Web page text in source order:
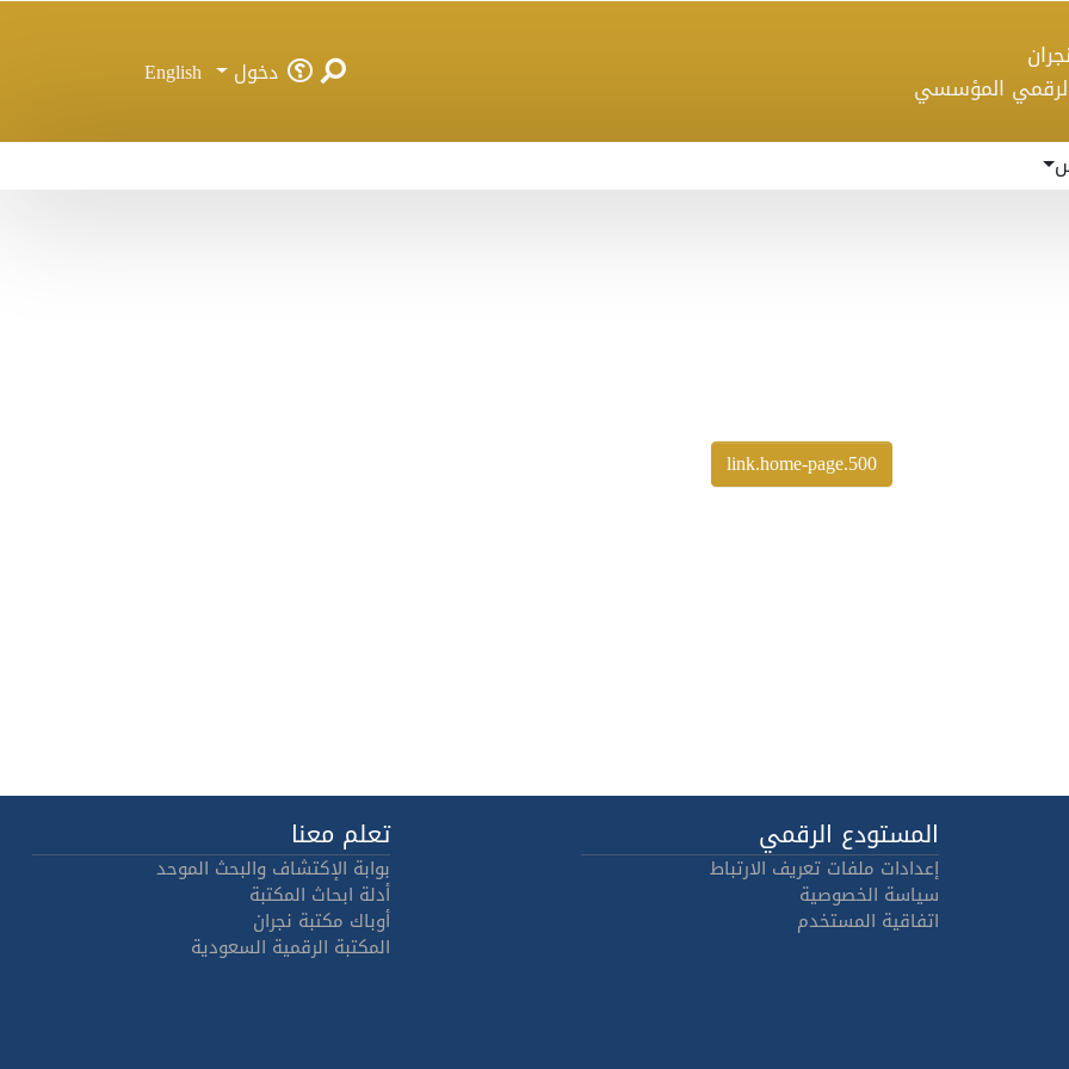
المؤسسي
دخول English
500.link.home-page
المستودع الرقمي
إعدادات ملفات تعريف الارتباط
سياسة الخصوصية
اتفاقية المستخدم
تعلم معنا
بوابة الإكتشاف والبحث الموحد
أدلة ابحاث المكتبة
أوباك مكتبة نجران
المكتبة الرقمية السعودية